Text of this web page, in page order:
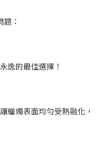
：
逸的最佳選擇！
蠟燭表面均勻受熱融化，